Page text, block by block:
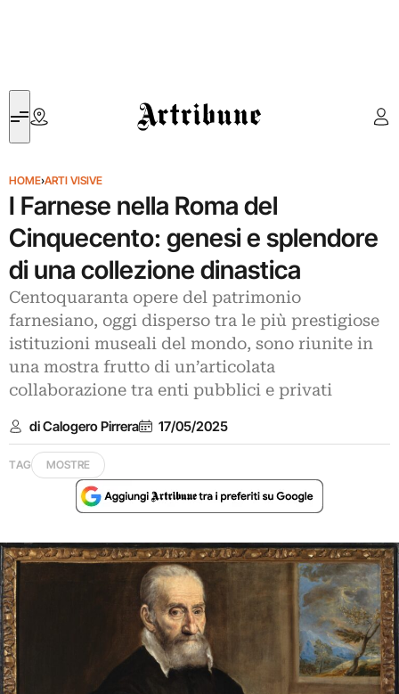
Artribune
HOME›ARTI VISIVE
I Farnese nella Roma del
Cinquecento: genesi e splendore
di una collezione dinastica
Centoquaranta opere del patrimonio
farnesiano, oggi disperso tra le più prestigiose
istituzioni museali del mondo, sono riunite in
una mostra frutto di un’articolata
collaborazione tra enti pubblici e privati
di Calogero Pirrera 17/05/2025
TAG MOSTRE